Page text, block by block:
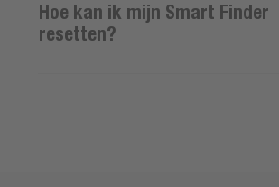
Hoe kan ik mijn Smart Finder
resetten?